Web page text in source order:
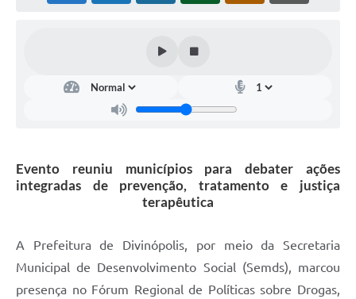
Evento reuniu municípios para debater ações
integradas de prevenção, tratamento e justiça
terapêutica
A Prefeitura de Divinópolis, por meio da Secretaria
Municipal de Desenvolvimento Social (Semds), marcou
presença no Fórum Regional de Políticas sobre Drogas,